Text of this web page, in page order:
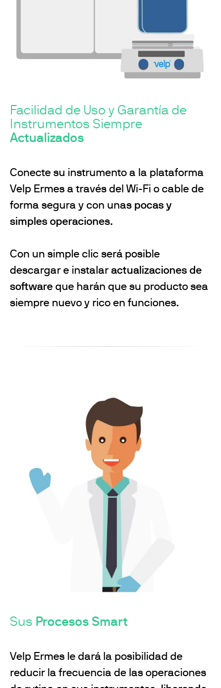
Facilidad de Uso y Garantía de
Instrumentos Siempre
Actualizados
Conecte su instrumento a la plataforma
Velp Ermes a través del Wi-Fi o cable de
forma segura y con unas pocas y
simples operaciones.
Con un simple clic será posible
descargar e instalar actualizaciones de
software que harán que su producto sea
siempre nuevo y rico en funciones.
Sus Procesos Smart
Velp Ermes le dará la posibilidad de
reducir la frecuencia de las operaciones